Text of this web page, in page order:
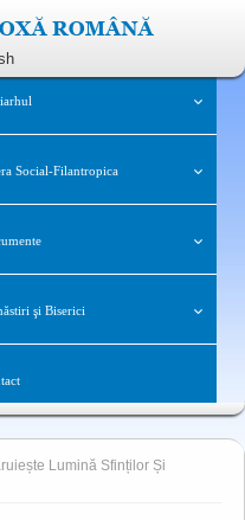
Social-Filantropica
şi Biserici
Lumină Sfinților Și